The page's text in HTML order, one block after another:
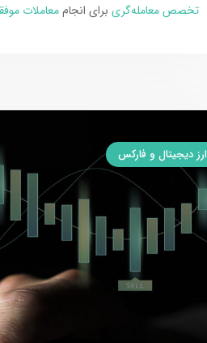
تخصص معامله‌گری برای انجاممعاملات
ارز دیجیتال و فارکس